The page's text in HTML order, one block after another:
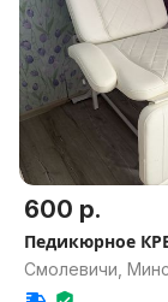
600 р.
Педикюрное
Смолевичи,